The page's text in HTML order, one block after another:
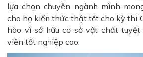
lựa chọn chuyên ngành mình
cho họ kiến thức thật tốt cho kỳ thi
hào vì sở hữu cơ sở vật chất
viên tốt nghiệp cao.